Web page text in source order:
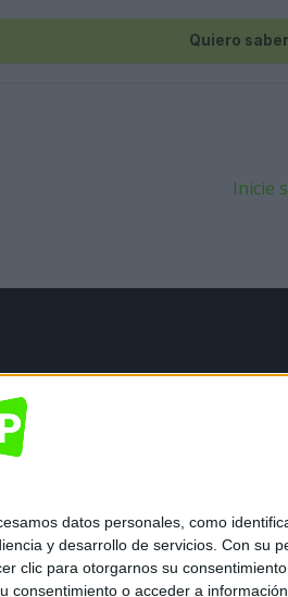
datos personales, como
y desarrollo de servicios. Con su
clic para otorgarnos su
o acceder a
Quiero
Inicie